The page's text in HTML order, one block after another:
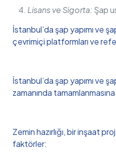
Lisans ve Sigorta: Şap
İstanbul’da şap yapımı ve
çevrimiçi platformları ve
İstanbul’da şap yapımı ve
zamanında
Zemin hazırlığı, bir inşaat
faktörler: